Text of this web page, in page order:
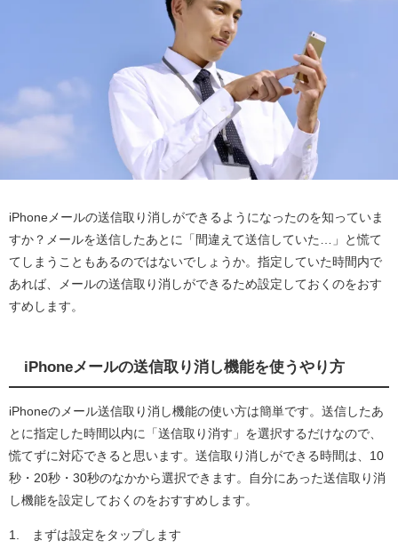
iPhoneメールの送信取り消しができるようになったのを知っていま
すか？メールを送信したあとに「間違えて送信していた…」と慌て
てしまうこともあるのではないでしょうか。指定していた時間内で
あれば、メールの送信取り消しができるため設定しておくのをおす
すめします。
iPhoneメールの送信取り消し機能を使うやり方
iPhoneのメール送信取り消し機能の使い方は簡単です。送信したあ
とに指定した時間以内に「送信取り消す」を選択するだけなので、
慌てずに対応できると思います。送信取り消しができる時間は、10
秒・20秒・30秒のなかから選択できます。自分にあった送信取り消
し機能を設定しておくのをおすすめします。
1. まずは設定をタップします